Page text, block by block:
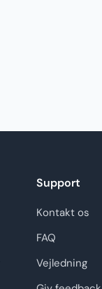
Support
Kontakt os
FAQ
Vejledning